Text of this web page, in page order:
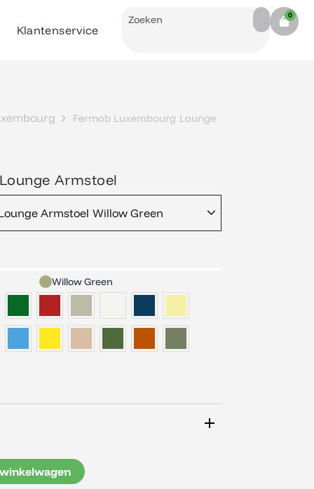
Klantenservice
Search 0
Cart
Fermob Luxembourg Lounge
Armstoel
Armstoel Willow Green
Willow Green